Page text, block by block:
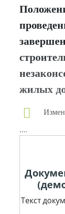
жилых
....
Текст